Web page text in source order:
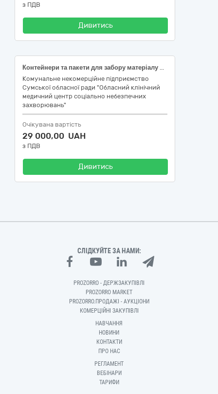
з ПДВ
Дивитись
Контейнери та пакети для забору матеріалу для аналізів, дренажі та комплекти
Комунальне некомерційне підприємство
Сумської обласної ради "Обласний клінічний
медичний центр соціально небезпечних
захворювань"
Очікувана вартість
29 000,00 UAH
з ПДВ
Дивитись
СЛІДКУЙТЕ ЗА НАМИ:
PROZORRO - ДЕРЖЗАКУПІВЛІ
PROZORRO MARKET
PROZORRO.ПРОДАЖІ - АУКЦІОНИ
КОМЕРЦІЙНІ ЗАКУПІВЛІ
НАВЧАННЯ
НОВИНИ
КОНТАКТИ
ПРО НАС
РЕГЛАМЕНТ
ВЕБІНАРИ
ТАРИФИ